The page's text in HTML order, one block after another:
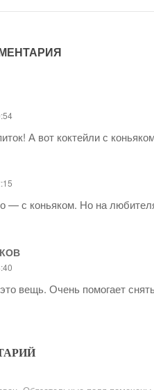
А вот коктейли с
— с коньяком. Но на
вещь. Очень помогает